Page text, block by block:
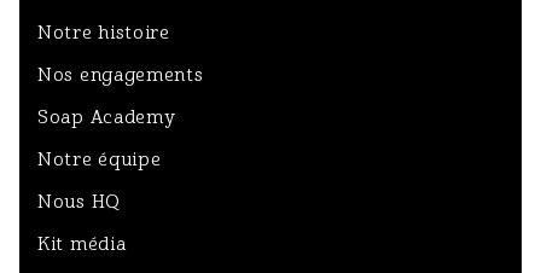
Notre histoire
Nos engagements
Soap Academy
Notre équipe
Nous HQ
Kit média